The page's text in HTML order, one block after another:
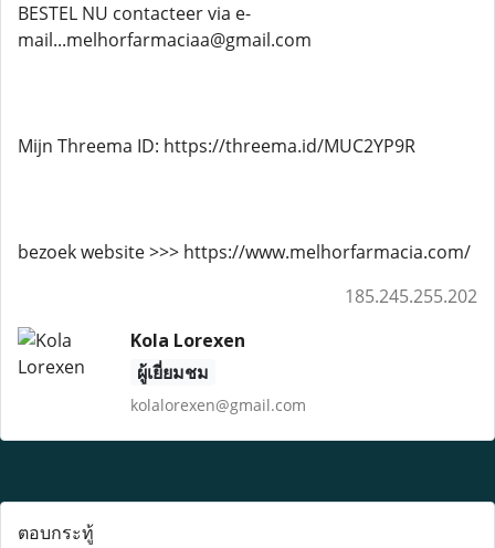
BESTEL NU contacteer via e-
mail...melhorfarmaciaa@gmail.com
Mijn Threema ID: https://threema.id/MUC2YP9R
bezoek website >>> https://www.melhorfarmacia.com/
185.245.255.202
Kola Lorexen
ผู้เยี่ยมชม
kolalorexen@gmail.com
ตอบกระทู้